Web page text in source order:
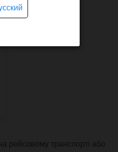
рейсовому транспорті або